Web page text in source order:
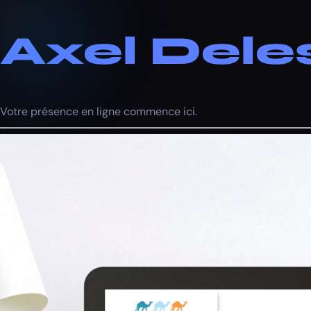
Axel
Votre présence en ligne commence ici.